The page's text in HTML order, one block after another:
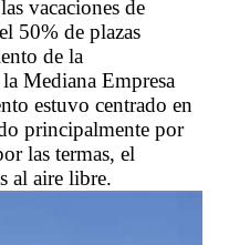
vacaciones de
50% de plazas
de la
Mediana Empresa
estuvo centrado en
principalmente por
las termas, el
al aire libre.